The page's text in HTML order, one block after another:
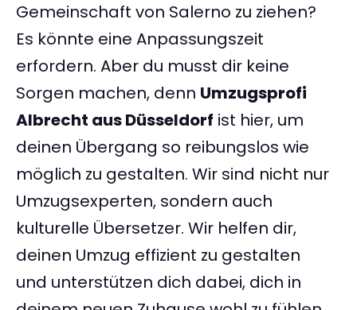
Gemeinschaft von Salerno zu ziehen?
Es könnte eine Anpassungszeit
erfordern. Aber du musst dir keine
Sorgen machen, denn Umzugsprofi
Albrecht aus Düsseldorf ist hier, um
deinen Übergang so reibungslos wie
möglich zu gestalten. Wir sind nicht nur
Umzugsexperten, sondern auch
kulturelle Übersetzer. Wir helfen dir,
deinen Umzug effizient zu gestalten
und unterstützen dich dabei, dich in